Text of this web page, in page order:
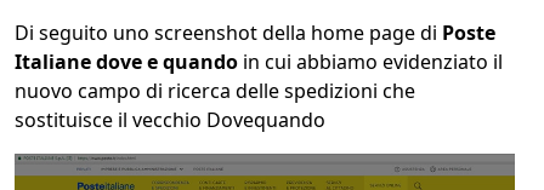
Di seguito uno screenshot della home page di Poste
Italiane dove e quando in cui abbiamo evidenziato il
nuovo campo di ricerca delle spedizioni che
sostituisce il vecchio Dovequando